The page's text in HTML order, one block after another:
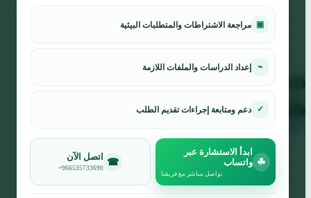
▣ مراجعة الاشتراطات والمتطلبات البيئية
⌁ إعداد الدراسات والملفات اللازمة
✓ دعم ومتابعة إجراءات تقديم الطلب
☘
ابدأ الاستشارة عبر
واتساب
تواصل مباشر مع فريقنا
☎ اتصل الآن
+966535733690
الاسئلة الشائعة
المدونة
الوظائف
اتصل بنا
966535733690 +
الرئيسية
الخدمات
من نحن